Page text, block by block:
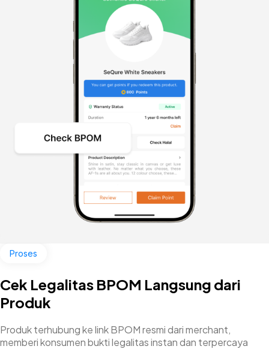
Proses
Cek Legalitas BPOM Langsung dari
Produk
Produk terhubung ke link BPOM resmi dari merchant,
memberi konsumen bukti legalitas instan dan terpercaya